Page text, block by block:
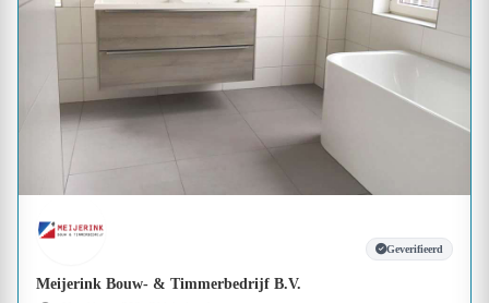
Geverifieerd
Meijerink Bouw- & Timmerbedrijf B.V.